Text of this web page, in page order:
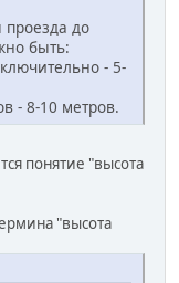
проезда до
быть:
- 5-
- 8-10 метров.
понятие "высота
"высота